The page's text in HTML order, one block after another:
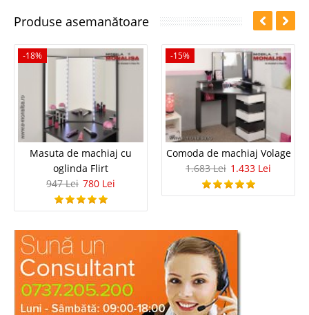
Produse asemanătoare
-18%
Masuta de machiaj cu
oglinda Flirt
947 Lei 780 Lei
-15%
Comoda de machiaj Volage
1.683 Lei 1.433 Lei